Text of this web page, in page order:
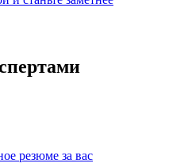
резюме за вас